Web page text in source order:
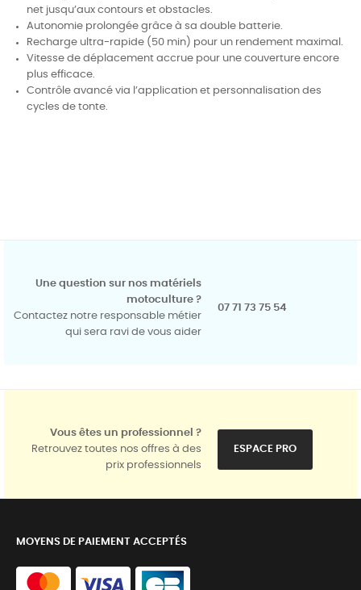
net jusqu’aux contours et obstacles.
Autonomie prolongée grâce à sa double batterie.
Recharge ultra-rapide (50 min) pour un rendement maximal.
Vitesse de déplacement accrue pour une couverture encore
plus efficace.
Contrôle avancé via l’application et personnalisation des
cycles de tonte.
Une question sur nos matériels
motoculture ?
Contactez notre responsable métier
qui sera ravi de vous aider
07 71 73 75 54
Vous êtes un professionnel ?
Retrouvez toutes nos offres à des
prix professionnels
ESPACE PRO
MOYENS DE PAIEMENT ACCEPTÉS